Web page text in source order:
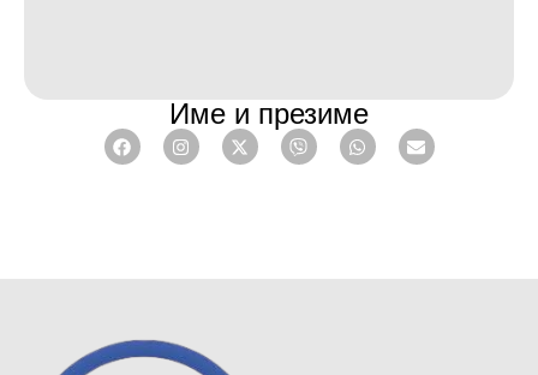
Име и презиме